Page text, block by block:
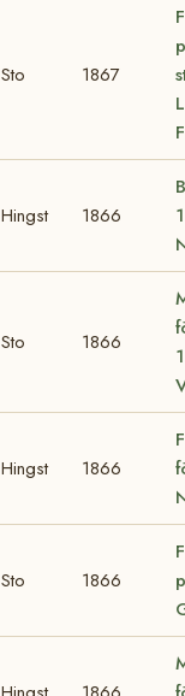
Sto 1867
Hingst 1866
Sto 1866
Hingst 1866
Sto 1866